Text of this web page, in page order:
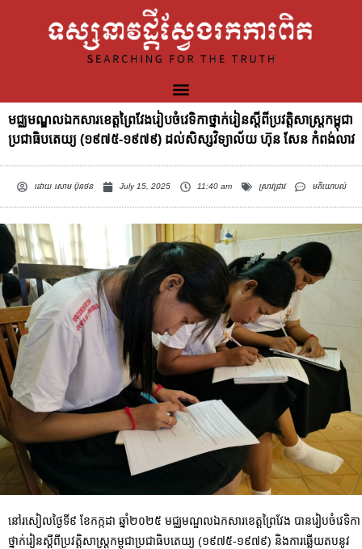
មជ្ឈមណ្ឌលឯកសារខេត្តព្រៃវែងរៀបចំវេទិកាថ្នាក់រៀនស្ដីពីប្រវត្តិសាស្រ្តកម្ពុជា
ប្រជាធិបតេយ្យ (១៩៧៥-១៩៧៩) ដល់សិស្សវិទ្យាល័យ ហ៊ុន សែន កំពង់លាវ
ដោយសោម ប៊ុនថន July 15, 2025 11:40 am ស្រាវជ្រាវ មតិយោបល់
នៅរសៀលថ្ងៃទី៩ ខែកក្កដា ឆ្នាំ២០២៥ មជ្ឈមណ្ឌលឯកសារខេត្តព្រៃវែង បានរៀបចំវេទិកា
ថ្នាក់រៀនស្តីពីប្រវត្តិសាស្រ្តកម្ពុជាប្រជាធិបតេយ្យ (១៩៧៥-១៩៧៩) និងការឆ្លើយតបនូវ